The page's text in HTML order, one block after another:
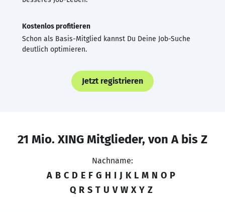
Kostenlos profitieren
Schon als Basis-Mitglied kannst Du Deine Job-Suche
deutlich optimieren.
Jetzt registrieren
21 Mio. XING Mitglieder, von A bis Z
Nachname:
A B C D E F G H I J K L M N O P
Q R S T U V W X Y Z